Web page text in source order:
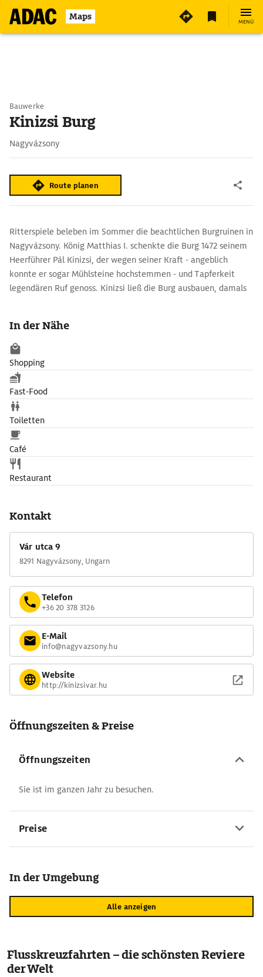
Maps MENÜ
Bauwerke
Kinizsi Burg
Nagyvázsony
Route planen
Ritterspiele beleben im Sommer die beachtlichen Burgruinen in
Nagyvázsony. König Matthias I. schenkte die Burg 1472 seinem
Heerführer Pál Kinizsi, der wegen seiner Kraft - angeblich
konnte er sogar Mühlsteine hochstemmen - und Tapferkeit
legendären Ruf genoss. Kinizsi ließ die Burg ausbauen, damals
und einige Wohngemächer sind ebenso zu besichtigen wie
der Folterkeller.
In der Nähe
Shopping
Fast-Food
Toiletten
Café
Restaurant
Kontakt
Vár utca 9
8291 Nagyvázsony, Ungarn
Telefon
+36 20 378 3126
E-Mail
info@nagyvazsony.hu
Website
http://kinizsivar.hu
Öffnungszeiten & Preise
Öffnungszeiten
Sie ist im ganzen Jahr zu besuchen.
Preise
In der Umgebung
Alle anzeigen
Flusskreuzfahrten – die schönsten Reviere
der Welt